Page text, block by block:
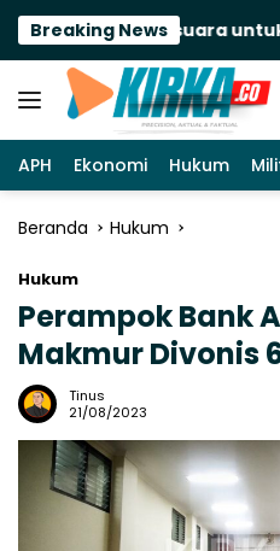
Langsung
konten
Breaking News
DPR: Bersuara untuk
APH Ekonomi Hukum
Beranda Hukum
Hukum
Perampok Bank
Makmur Divonis
Tinus
21/08/2023